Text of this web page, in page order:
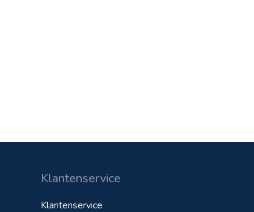
Klantenservice
Klantenservice